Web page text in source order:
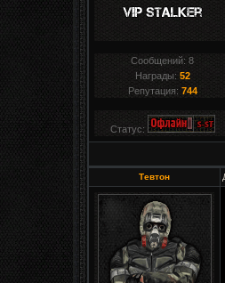
Сообщений:8
Награды: 52
Репутация: 744
Статус:
Тевтон